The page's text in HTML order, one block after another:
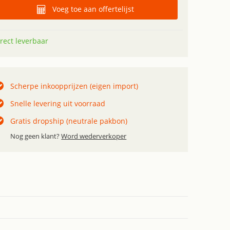
Voeg toe aan offertelijst
leverbaar
Scherpe inkoopprijzen (eigen import)
Snelle levering uit voorraad
Gratis dropship (neutrale pakbon)
Nog geen klant?Word wederverkoper